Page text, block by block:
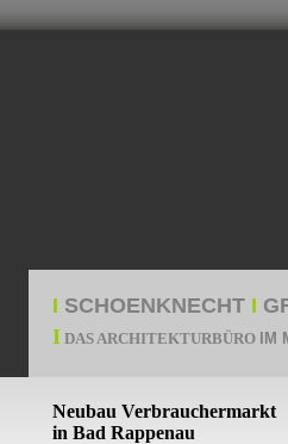
I SCHOENKNECHT I
I DAS ARCHITEKTURBÜRO M
Neubau Verbrauchermarkt
in Bad Rappenau